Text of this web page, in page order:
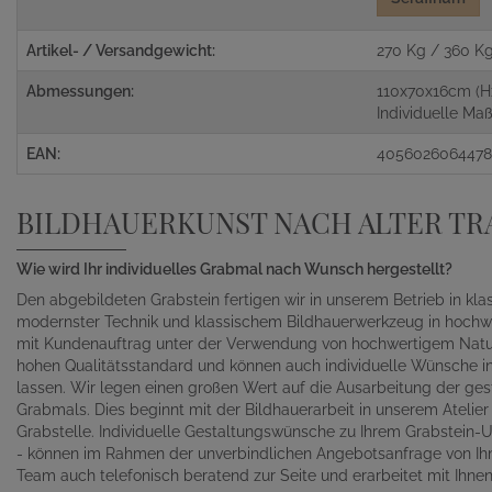
Artikel- / Versandgewicht: 270 Kg / 360 Kg
Abmessungen:
110x70x16cm
Individuelle
EAN: 4056026064478
BILDHAUERKUNST NACH ALTER
Wie wird Ihr individuelles Grabmal nach Wunsch hergestellt?
Den abgebildeten Grabstein fertigen wir in unserem Betrieb in
modernster Technik und klassischem Bildhauerwerkzeug in
mit Kundenauftrag unter der Verwendung von hochwertigem
hohen Qualitätsstandard und können auch individuelle Wünsche
lassen. Wir legen einen großen Wert auf die Ausarbeitung der
Grabmals. Dies beginnt mit der Bildhauerarbeit in unserem
Grabstelle. Individuelle Gestaltungswünsche zu Ihrem
- können im Rahmen der unverbindlichen Angebotsanfrage von
Team auch telefonisch beratend zur Seite und erarbeitet mit